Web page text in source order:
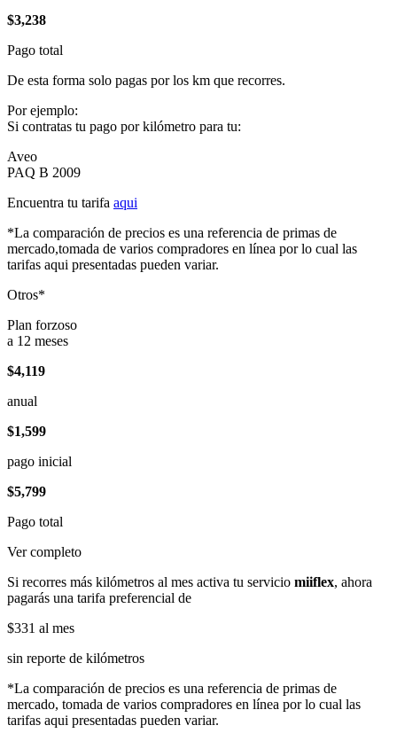
$3,238
Pago total
De esta forma solo pagas por los km que recorres.
Por ejemplo:
Si contratas tu pago por kilómetro para tu:
Aveo
PAQ B 2009
Encuentra tu tarifa aqui
*La comparación de precios es una referencia de primas de
mercado,tomada de varios compradores en línea por lo cual las
tarifas aqui presentadas pueden variar.
Otros*
Plan forzoso
a 12 meses
$4,119
anual
$1,599
pago inicial
$5,799
Pago total
Ver completo
Si recorres más kilómetros al mes activa tu servicio miiflex, ahora
pagarás una tarifa preferencial de
$331 al mes
sin reporte de kilómetros
*La comparación de precios es una referencia de primas de
mercado, tomada de varios compradores en línea por lo cual las
tarifas aqui presentadas pueden variar.